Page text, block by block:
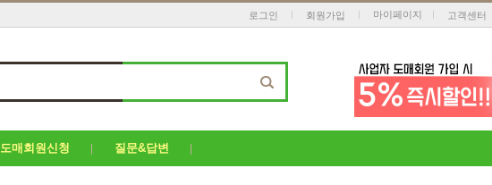
로그인 회원가입 마이페이지 고객센터
도매회원신청 질문&답변